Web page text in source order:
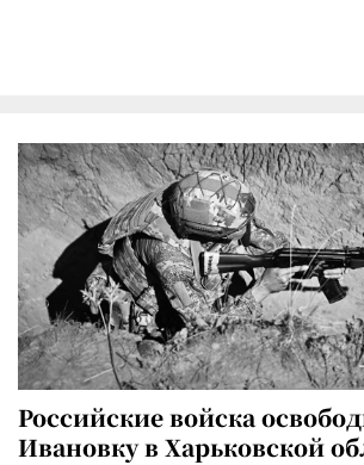
Российские войска
Ивановку в Харьковской